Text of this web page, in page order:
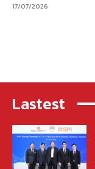
17/07/2026
Lastest